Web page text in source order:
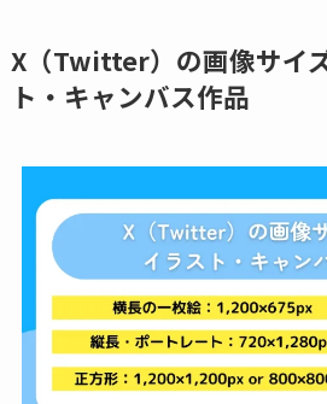
X（Twitter）の画像サイ
ト・キャンバス作品